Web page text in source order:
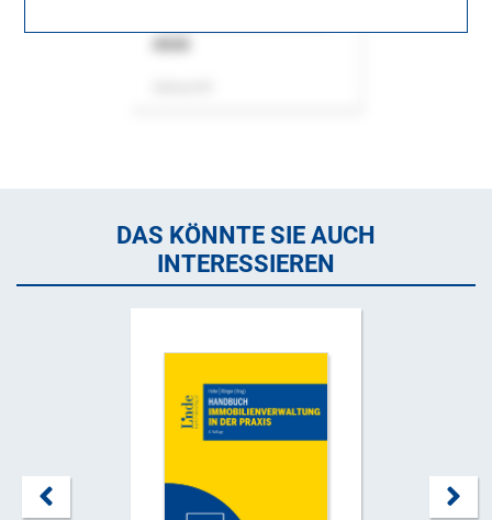
DAS KÖNNTE SIE AUCH
INTERESSIEREN